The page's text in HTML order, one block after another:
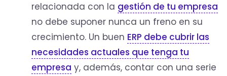
relacionada con la gestión de tu empresa
no debe suponer nunca un freno en su
crecimiento. Un buen ERP debe cubrir las
necesidades actuales que tenga tu
empresa y, además, contar con una serie